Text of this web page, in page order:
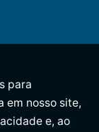
para
em nosso site,
e, ao